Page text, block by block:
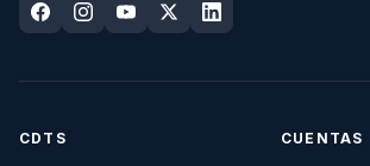
CDTS CUENTAS